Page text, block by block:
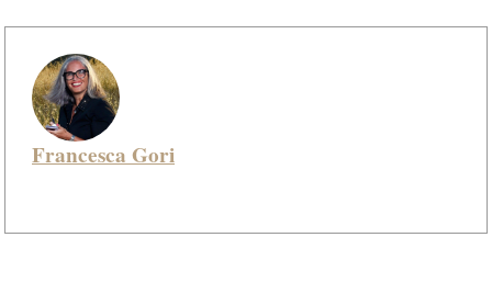
Francesca Gori